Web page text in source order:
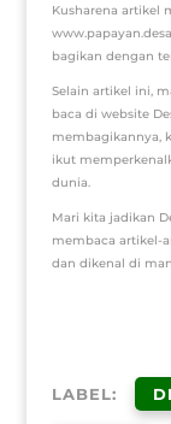
Kusharena artikel
bagikan dengan
Selain artikel ini,
baca di website
membagikannya,
ikut
dunia.
Mari kita jadikan
membaca artikel-
dan dikenal di
LABEL: